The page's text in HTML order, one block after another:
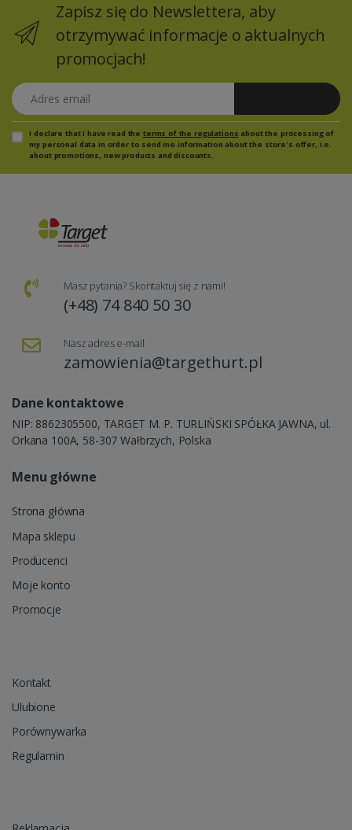
Zapisz się do Newslettera, aby
otrzymywać informacje o aktualnych
promocjach!
Adres email
I declare that I have read the terms of the regulations about the processing of
my personal data in order to send me information about the store's offer, i.e.
about promotions, new products and discounts.
Masz pytania? Skontaktuj się z nami!
(+48) 74 840 50 30
Nasz adres e-mail
zamowienia@targethurt.pl
Dane kontaktowe
NIP: 8862305500, TARGET M. P. TURLIŃSKI SPÓŁKA JAWNA, ul.
Orkana 100A, 58-307 Wałbrzych, Polska
Menu główne
Strona główna
Mapa sklepu
Producenci
Moje konto
Promocje
Kontakt
Ulubione
Porównywarka
Regulamin